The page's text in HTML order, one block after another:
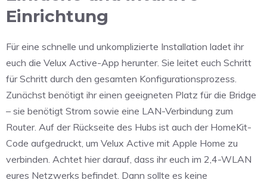
Einrichtung
Für eine schnelle und unkomplizierte Installation ladet ihr
euch die Velux Active-App herunter. Sie leitet euch Schritt
für Schritt durch den gesamten Konfigurationsprozess.
Zunächst benötigt ihr einen geeigneten Platz für die Bridge
– sie benötigt Strom sowie eine LAN-Verbindung zum
Router. Auf der Rückseite des Hubs ist auch der HomeKit-
Code aufgedruckt, um Velux Active mit Apple Home zu
verbinden. Achtet hier darauf, dass ihr euch im 2,4-WLAN
eures Netzwerks befindet. Dann sollte es keine